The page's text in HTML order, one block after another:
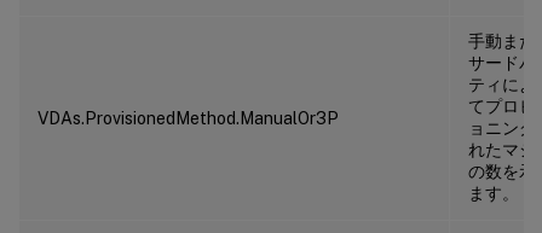
VDAs.ProvisionedMethod.ManualOr3P
手動また
サードパ
ティによ
てプロビ
ョニング
れたマシ
の数を示
ます。